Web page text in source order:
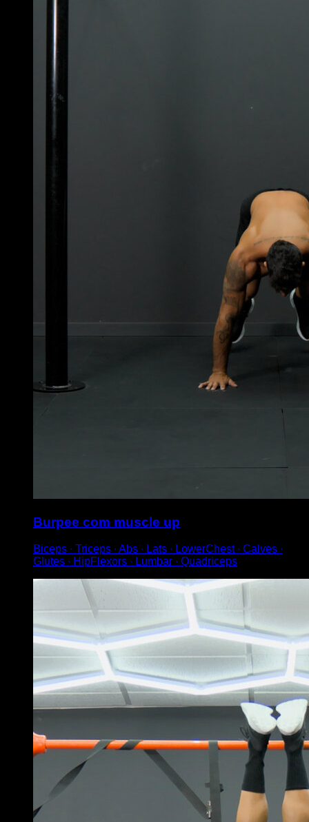
Burpee com muscle up
Biceps ∙ Triceps ∙ Abs ∙ Lats ∙ LowerChest ∙ Calves ∙
Glutes ∙ HipFlexors ∙ Lumbar ∙ Quadriceps